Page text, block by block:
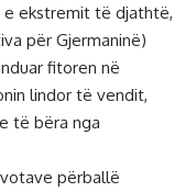
e ekstremit të djathtë,
për Gjermaninë)
fitoren në
lindor të vendit,
të bëra nga
përballë